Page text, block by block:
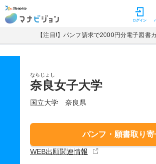
マナビジョン ログイン
【注目!】パンフ請求で2000円分電子図書
ならじょし
奈良女子大学
国立大学 奈良県
パンフ・願書取り寄
WEB出願関連情報